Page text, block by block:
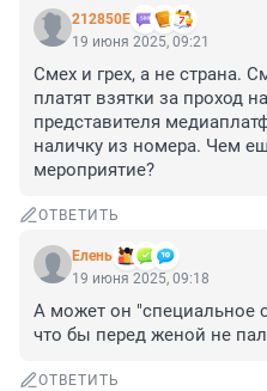
212850Е
19 июня 2025, 09:21
Смех и грех, а не страна.
платят взятки за проход
представителя
наличку из номера. Чем
мероприятие?
ОТВЕТИТЬ
Елень
19 июня 2025, 09:18
А может он "специальное
что бы перед женой не
ОТВЕТИТЬ